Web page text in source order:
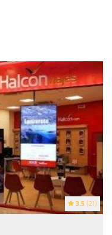
3.5 (21)